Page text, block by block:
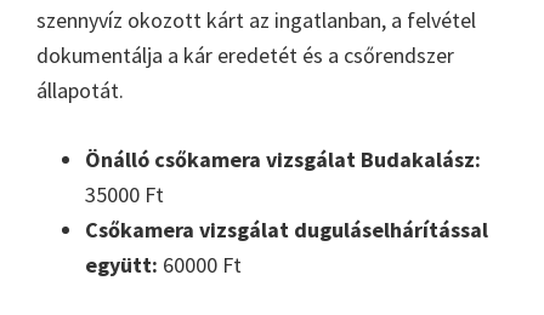
szennyvíz okozott kárt az ingatlanban, a felvétel
dokumentálja a kár eredetét és a csőrendszer
állapotát.
Önálló csőkamera vizsgálat Budakalász:
35000 Ft
Csőkamera vizsgálat duguláselhárítással
együtt: 60000 Ft